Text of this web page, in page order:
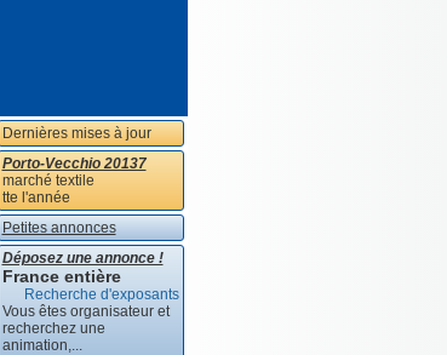
Dernières mises à jour
Porto-Vecchio 20137
marché textile
tte l'année
Petites annonces
Déposez une annonce !
France entière
Recherche d'exposants
Vous êtes organisateur et
recherchez une
animation,...